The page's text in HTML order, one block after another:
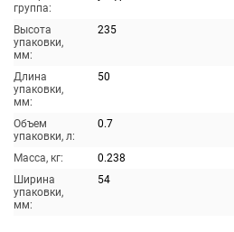
группа:
Высота
упаковки,
мм:
235
Длина
упаковки,
мм:
50
Объем
упаковки, л:
0.7
Масса, кг:
0.238
Ширина
упаковки,
мм:
54